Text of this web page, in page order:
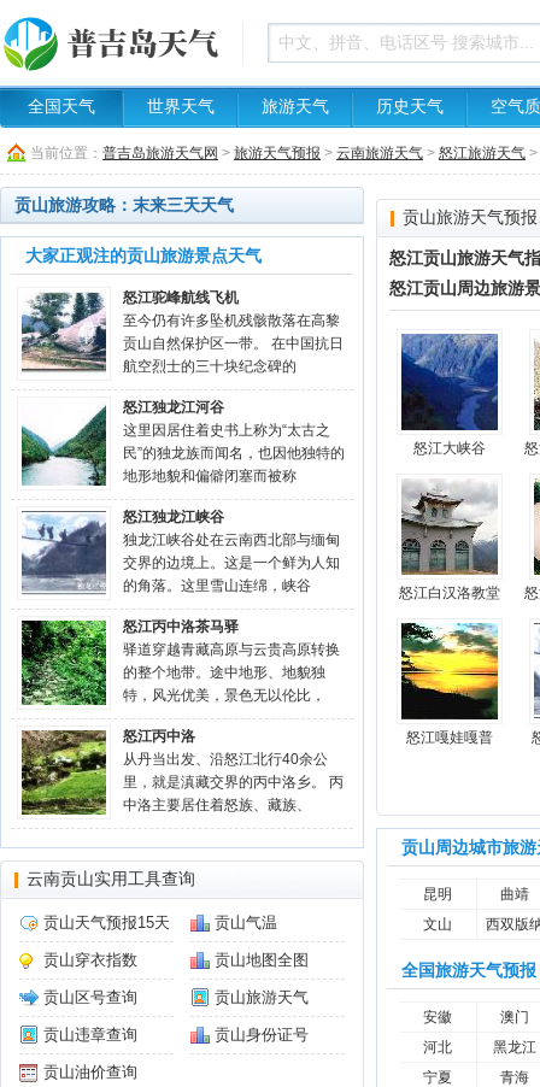
全国天气 世界天气 旅游天气 历史天气 空气
当前位置： 普吉岛旅游天气网 > 旅游天气预报 > 云南旅游天气 > 怒江旅游天气 >
贡山旅游攻略：末来三天天气
大家正观注的贡山旅游景点天气
怒江驼峰航线飞机
至今仍有许多坠机残骸散落在高黎
贡山自然保护区一带。 在中国抗日
航空烈士的三十块纪念碑的
怒江独龙江河谷
这里因居住着史书上称为“太古之
民”的独龙族而闻名，也因他独特的
地形地貌和偏僻闭塞而被称
怒江独龙江峡谷
独龙江峡谷处在云南西北部与缅甸
交界的边境上。这是一个鲜为人知
的角落。这里雪山连绵，峡谷
怒江丙中洛茶马驿
驿道穿越青藏高原与云贵高原转换
的整个地带。途中地形、地貌独
特，风光优美，景色无以伦比，
怒江丙中洛
从丹当出发、沿怒江北行40余公
里，就是滇藏交界的丙中洛乡。 丙
中洛主要居住着怒族、藏族、
云南贡山实用工具查询
贡山天气预报15天 贡山气温
贡山穿衣指数 贡山地图全图
贡山区号查询 贡山旅游天气
贡山违章查询 贡山身份证号
贡山油价查询
贡山旅游天气预
怒江贡山旅游天气
怒江贡山周边旅游
怒江大峡谷
怒江白汉洛教堂
怒江嘎娃嘎普
贡山周边城市旅
昆明
曲靖
文山
西双版
全国旅游天气预报
安徽
澳门
河北
黑龙江
宁夏
青海